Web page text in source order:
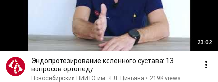
23:02
Эндопротезирование коленного сустава: 13
вопросов ортопеду
Новосибирский НИИТО им. Я.Л. Цивьяна • 219K views